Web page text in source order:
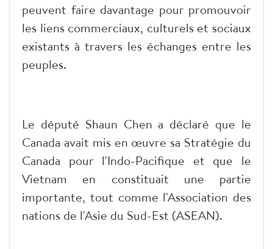
peuvent faire davantage pour promouvoir
les liens commerciaux, culturels et sociaux
existants à travers les échanges entre les
peuples.
Le député Shaun Chen a déclaré que le
Canada avait mis en œuvre sa Stratégie du
Canada pour l'Indo-Pacifique et que le
Vietnam en constituait une partie
importante, tout comme l'Association des
nations de l'Asie du Sud-Est (ASEAN).